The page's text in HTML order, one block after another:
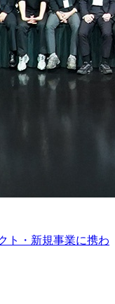
ト・新規事業に携わ